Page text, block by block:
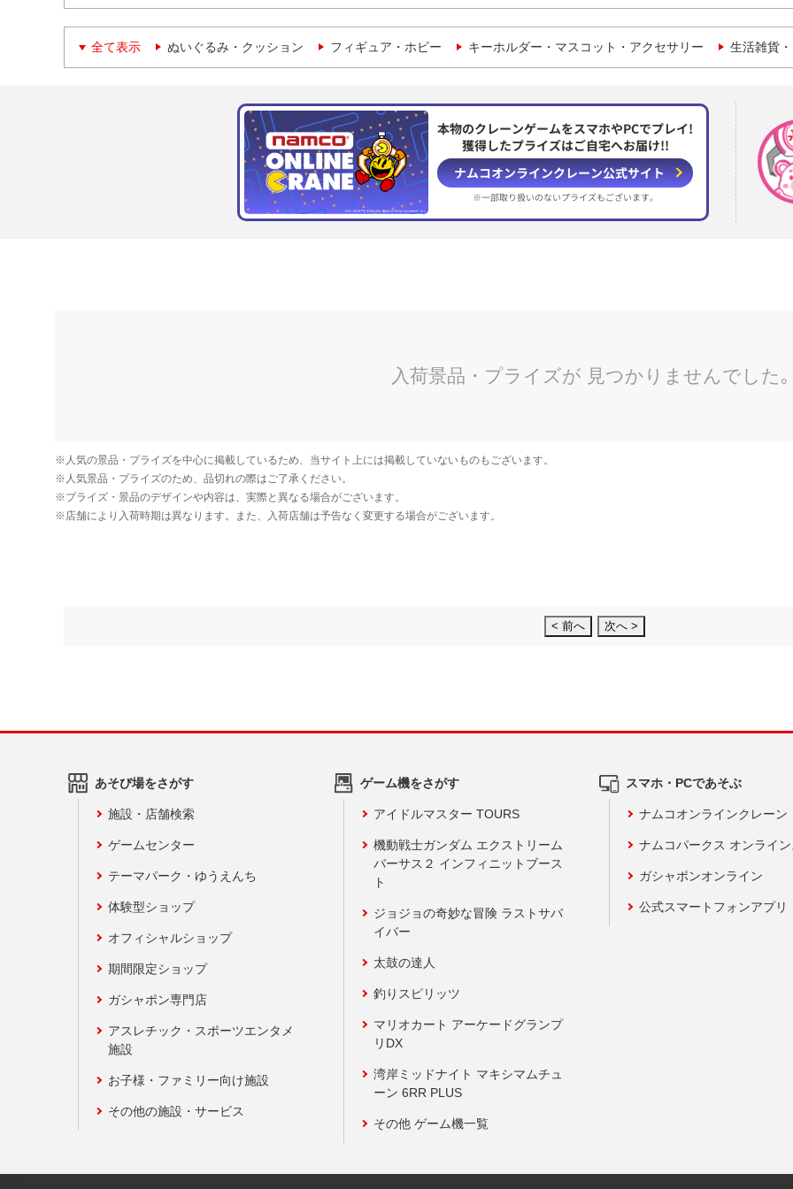
全て表示 ぬいぐるみ・クッション フィギュア・ホビー キーホルダー・マスコット・アクセサリー 生活雑貨
本物のクレーンゲームをスマホやPCでプレイ!
獲得したプライズはご自宅へお届け!!
ナムコオンラインクレーン公式サイト
※一部取り扱いのないプライズもございます。
< 前へ 次へ >
あそび場をさがす
施設・店舗検索
ゲームセンター
テーマパーク・ゆうえんち
体験型ショップ
オフィシャルショップ
期間限定ショップ
ガシャポン専門店
アスレチック・スポーツエンタメ
施設
お子様・ファミリー向け施設
その他の施設・サービス
ゲーム機をさがす
アイドルマスター TOURS
機動戦士ガンダム エクストリーム
バーサス２ インフィニットブース
ト
ジョジョの奇妙な冒険 ラストサバ
イバー
太鼓の達人
釣りスピリッツ
マリオカート アーケードグランプ
リDX
湾岸ミッドナイト マキシマムチュ
ーン 6RR PLUS
その他 ゲーム機一覧
スマホ・PCであそぶ
ナムコオンラインクレーン
ナムコパークス オンライ
ガシャポンオンライン
公式スマートフォンアプリ